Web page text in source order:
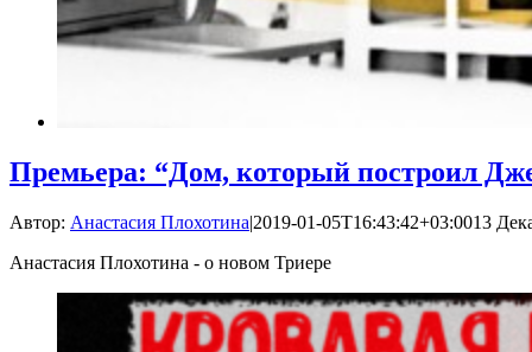
Премьера: “Дом, который построил
Автор: Анастасия Плохотина|2019-01-05T16:43:42+03:0013
Анастасия Плохотина - о новом Триере